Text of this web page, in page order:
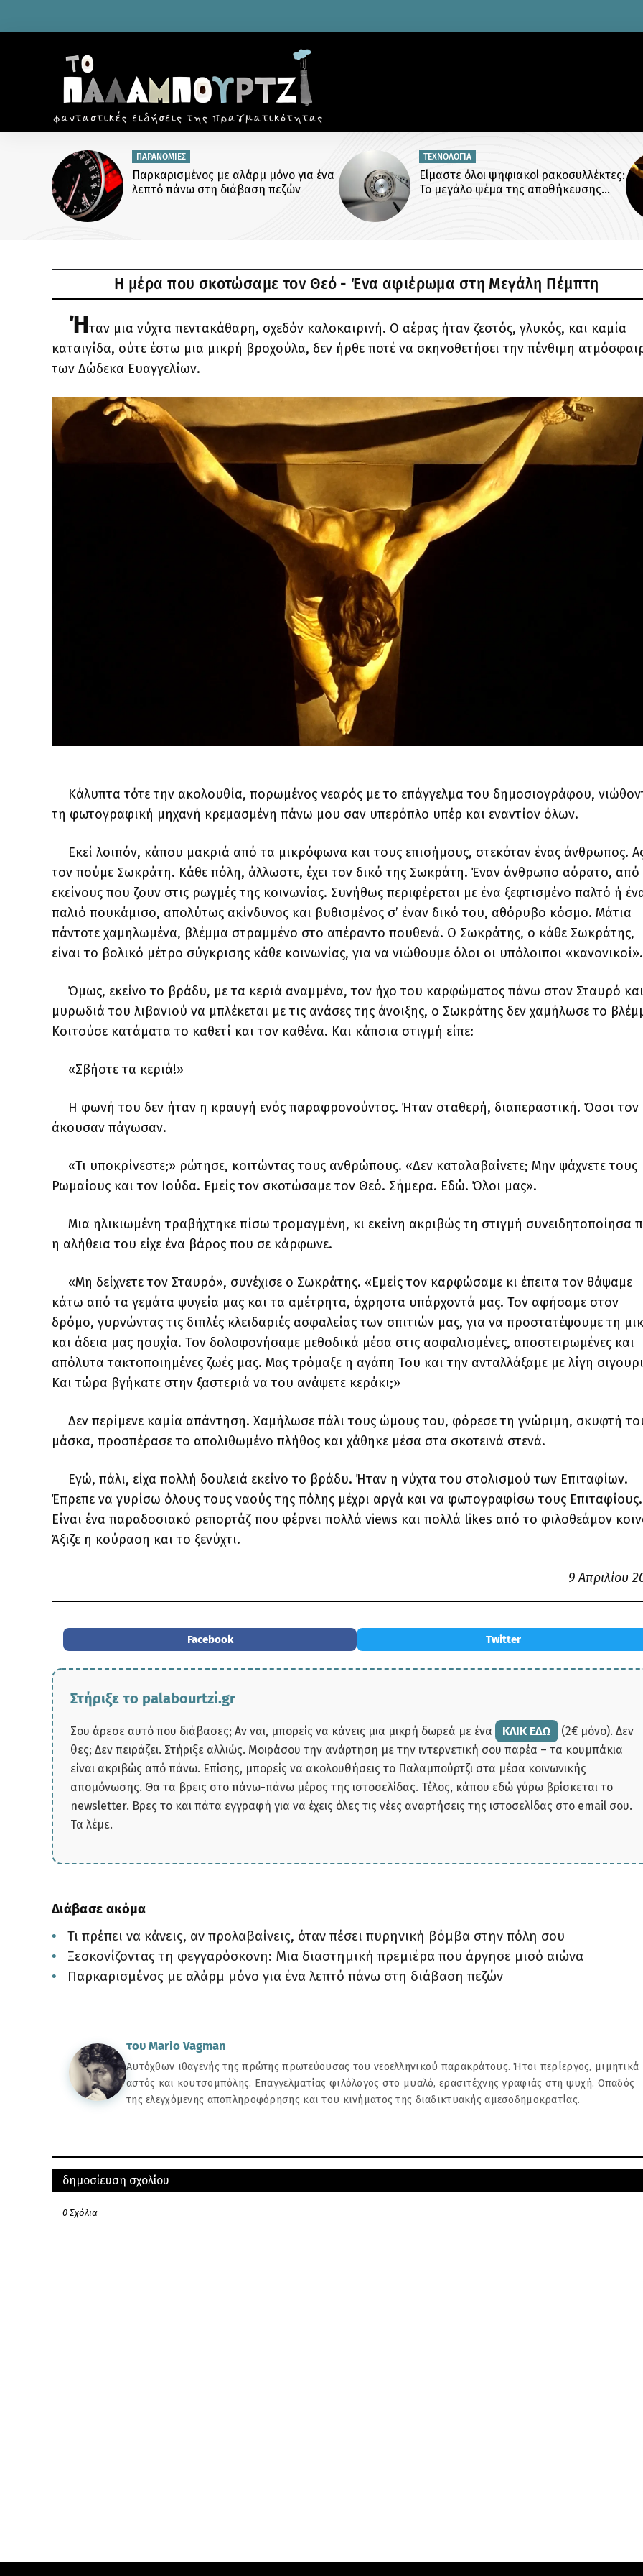
ΠΑΡΑΝΟΜΙΕΣ
Παρκαρισμένος με αλάρμ μόνο για ένα
λεπτό πάνω στη διάβαση πεζών
ΤΕΧΝΟΛΟΓΙΑ
Είμαστε όλοι ψηφιακοί ρακοσυλλέκτες:
Το μεγάλο ψέμα της αποθήκευσης
Η μέρα που σκοτώσαμε τον Θεό - Ένα αφιέρωμα στη Μεγάλη Πέμπτη
Ήταν μια νύχτα πεντακάθαρη, σχεδόν καλοκαιρινή. Ο αέρας ήταν ζεστός, γλυκός, και καμία
καταιγίδα, ούτε έστω μια μικρή βροχούλα, δεν ήρθε ποτέ να σκηνοθετήσει την πένθιμη
των Δώδεκα Ευαγγελίων.
Κάλυπτα τότε την ακολουθία, πορωμένος νεαρός με το επάγγελμα του δημοσιογράφου,
τη φωτογραφική μηχανή κρεμασμένη πάνω μου σαν υπερόπλο υπέρ και εναντίον όλων.
Εκεί λοιπόν, κάπου μακριά από τα μικρόφωνα και τους επισήμους, στεκόταν ένας άνθρωπος.
τον πούμε Σωκράτη. Κάθε πόλη, άλλωστε, έχει τον δικό της Σωκράτη. Έναν άνθρωπο αόρατο, από
εκείνους που ζουν στις ρωγμές της κοινωνίας. Συνήθως περιφέρεται με ένα ξεφτισμένο παλτό ή
παλιό πουκάμισο, απολύτως ακίνδυνος και βυθισμένος σ’ έναν δικό του, αθόρυβο κόσμο. Μάτια
πάντοτε χαμηλωμένα, βλέμμα στραμμένο στο απέραντο πουθενά. Ο Σωκράτης, ο κάθε Σωκράτης,
είναι το βολικό μέτρο σύγκρισης κάθε κοινωνίας, για να νιώθουμε όλοι οι υπόλοιποι «κανονικοί».
Όμως, εκείνο το βράδυ, με τα κεριά αναμμένα, τον ήχο του καρφώματος πάνω στον Σταυρό
μυρωδιά του λιβανιού να μπλέκεται με τις ανάσες της άνοιξης, ο Σωκράτης δεν χαμήλωσε το
Κοιτούσε κατάματα το καθετί και τον καθένα. Και κάποια στιγμή είπε:
«Σβήστε τα κεριά!»
Η φωνή του δεν ήταν η κραυγή ενός παραφρονούντος. Ήταν σταθερή, διαπεραστική. Όσοι τον
άκουσαν πάγωσαν.
«Τι υποκρίνεστε;» ρώτησε, κοιτώντας τους ανθρώπους. «Δεν καταλαβαίνετε; Μην ψάχνετε τους
Ρωμαίους και τον Ιούδα. Εμείς τον σκοτώσαμε τον Θεό. Σήμερα. Εδώ. Όλοι μας».
Μια ηλικιωμένη τραβήχτηκε πίσω τρομαγμένη, κι εκείνη ακριβώς τη στιγμή συνειδητοποίησα
η αλήθεια του είχε ένα βάρος που σε κάρφωνε.
«Μη δείχνετε τον Σταυρό», συνέχισε ο Σωκράτης. «Εμείς τον καρφώσαμε κι έπειτα τον θάψαμε
κάτω από τα γεμάτα ψυγεία μας και τα αμέτρητα, άχρηστα υπάρχοντά μας. Τον αφήσαμε στον
δρόμο, γυρνώντας τις διπλές κλειδαριές ασφαλείας των σπιτιών μας, για να προστατέψουμε τη
και άδεια μας ησυχία. Τον δολοφονήσαμε μεθοδικά μέσα στις ασφαλισμένες, αποστειρωμένες και
απόλυτα τακτοποιημένες ζωές μας. Μας τρόμαξε η αγάπη Του και την ανταλλάξαμε με λίγη
Και τώρα βγήκατε στην ξαστεριά να του ανάψετε κεράκι;»
Δεν περίμενε καμία απάντηση. Χαμήλωσε πάλι τους ώμους του, φόρεσε τη γνώριμη, σκυφτή
μάσκα, προσπέρασε το απολιθωμένο πλήθος και χάθηκε μέσα στα σκοτεινά στενά.
Εγώ, πάλι, είχα πολλή δουλειά εκείνο το βράδυ. Ήταν η νύχτα του στολισμού των Επιταφίων.
Έπρεπε να γυρίσω όλους τους ναούς της πόλης μέχρι αργά και να φωτογραφίσω τους Επιταφίους.
Είναι ένα παραδοσιακό ρεπορτάζ που φέρνει πολλά views και πολλά likes από το φιλοθεάμον
Άξιζε η κούραση και το ξενύχτι.
9 Απριλίου
Facebook Twitter
Στήριξε το palabourtzi.gr
Σου άρεσε αυτό που διάβασες; Αν ναι, μπορείς να κάνεις μια μικρή δωρεά με ένα ΚΛΙΚ ΕΔΩ
(2€ μόνο). Δεν
θες; Δεν πειράζει. Στήριξε αλλιώς. Μοιράσου την ανάρτηση με την ιντερνετική σου παρέα – τα κουμπάκια
είναι ακριβώς από πάνω. Επίσης, μπορείς να ακολουθήσεις το Παλαμπούρτζι στα μέσα κοινωνικής
απομόνωσης. Θα τα βρεις στο πάνω-πάνω μέρος της ιστοσελίδας. Τέλος, κάπου εδώ γύρω βρίσκεται το
newsletter. Βρες το και πάτα εγγραφή για να έχεις όλες τις νέες αναρτήσεις της ιστοσελίδας στο email σου.
Τα λέμε.
Διάβασε ακόμα
Τι πρέπει να κάνεις, αν προλαβαίνεις, όταν πέσει πυρηνική βόμβα στην πόλη σου
Ξεσκονίζοντας τη φεγγαρόσκονη: Μια διαστημική πρεμιέρα που άργησε μισό αιώνα
Παρκαρισμένος με αλάρμ μόνο για ένα λεπτό πάνω στη διάβαση πεζών
του Mario Vagman
Αυτόχθων ιθαγενής της πρώτης πρωτεύουσας του νεοελληνικού παρακράτους. Ήτοι περίεργος, μιμητικά
αστός και κουτσομπόλης. Επαγγελματίας φιλόλογος στο μυαλό, ερασιτέχνης γραφιάς στη ψυχή. Οπαδός
της ελεγχόμενης αποπληροφόρησης και του κινήματος της διαδικτυακής αμεσοδημοκρατίας.
Είμαστε όλοι ψηφιακοί ρακοσυλλέκτες: Το
ΠΑΛΑΙΌΤΕΡΗ
του Mario Vagman
μπορεί να σας αρέσουν αυτές οι αναρτήσεις
δημοσίευση σχολίου
0 Σχόλια